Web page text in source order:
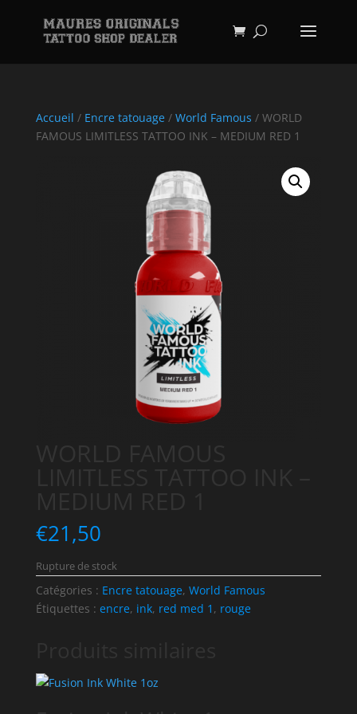
Accueil / Encre tatouage/ World Famous / WORLD
FAMOUS LIMITLESS TATTOO INK – MEDIUM RED 1
€21,50
Rupture de stock
Catégories : Encre tatouage, World Famous
Étiquettes : encre, ink, red med 1 , rouge